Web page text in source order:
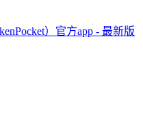
）官方app - 最新版